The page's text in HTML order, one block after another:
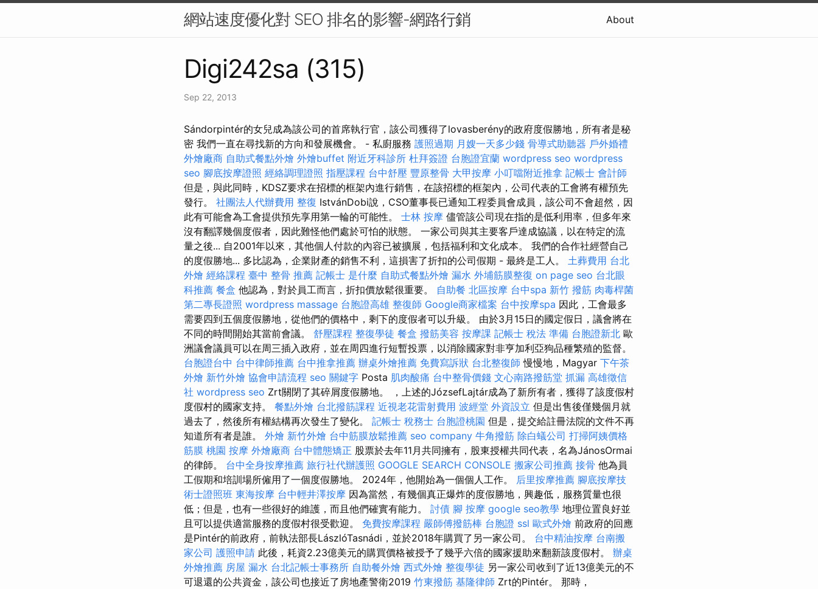
網站速度優化對 SEO 排名的影響-網路行銷 About
Digi242sa (315)
Sep 22, 2013
Sándorpintér的女兒成為該公司的首席執行官，該公司獲得了lovasberény的政府度假勝地，所有者是秘
密 我們一直在尋找新的方向和發展機會。 - 私廚服務 護照過期 月嫂一天多少錢 骨導式助聽器 戶外婚禮
外燴廠商 自助式餐點外燴 外燴buffet 附近牙科診所 杜拜簽證 台胞證宜蘭 wordpress seo wordpress
seo 腳底按摩證照 經絡調理證照 指壓課程 台中舒壓 豐原整骨 大甲按摩 小叮噹附近推拿 記帳士 會計師
但是，與此同時，KDSZ要求在招標的框架內進行銷售，在該招標的框架內，公司代表的工會將有權預先
發行。 社團法人代辦費用 整復 IstvánDobi說，CSO董事長已通知工程委員會成員，該公司不會超然，因
此有可能會為工會提供預先享用第一輪的可能性。 士林 按摩 儘管該公司現在指的是低利用率，但多年來
沒有翻譯幾個度假者，因此難怪他們處於可怕的狀態。 一家公司與其主要客戶達成協議，以在特定的流
量之後... 自2001年以來，其他個人付款的內容已被擴展，包括福利和文化成本。 我們的合作社經營自己
的度假勝地... 多比認為，企業財產的銷售不利，這損害了折扣的公司假期 - 最終是工人。 土葬費用 台北
外燴 經絡課程 臺中 整骨 推薦 記帳士 是什麼 自助式餐點外燴 漏水 外埔筋膜整復 on page seo 台北眼
科推薦 餐盒 他認為，對於員工而言，折扣價放鬆很重要。 自助餐 北區按摩 台中spa 新竹 撥筋 肉毒桿菌
第二專長證照 wordpress massage 台胞證高雄 整復師 Google商家檔案 台中按摩spa 因此，工會最多
需要四到五個度假勝地，從他們的價格中，剩下的度假者可以升級。 由於3月15日的國定假日，議會將在
不同的時間開始其當前會議。 舒壓課程 整復學徒 餐盒 撥筋美容 按摩課 記帳士 稅法 準備 台胞證新北 歐
洲議會議員可以在周三插入政府，並在周四進行短暫投票，以消除國家對非亨加利亞狗品種繁殖的監督。
台胞證台中 台中律師推薦 台中推拿推薦 辦桌外燴推薦 免費寫訴狀 台北整復師 慢慢地，Magyar 下午茶
外燴 新竹外燴 協會申請流程 seo 關鍵字 Posta 肌肉酸痛 台中整骨價錢 文心南路撥筋堂 抓漏 高雄徵信
社 wordpress seo Zrt關閉了其碎屑度假勝地。 ，上述的JózsefLajtár成為了新所有者，獲得了該度假村
度假村的國家支持。 餐點外燴 台北撥筋課程 近視老花雷射費用 波經堂 外資設立 但是出售後僅幾個月就
過去了，然後所有權結構再次發生了變化。 記帳士 稅務士 台胞證桃園 但是，提交給註冊法院的文件不再
知道所有者是誰。 外燴 新竹外燴 台中筋膜放鬆推薦 seo company 牛角撥筋 除白蟻公司 打掃阿姨價格
筋膜 桃園 按摩 外燴廠商 台中體態矯正 股票於去年11月共同擁有，股東授權共同代表，名為JánosOrmai
的律師。 台中全身按摩推薦 旅行社代辦護照 GOOGLE SEARCH CONSOLE 搬家公司推薦 接骨 他為員
工假期和培訓場所僱用了一個度假勝地。 2024年，他開始為一個個人工作。 后里按摩推薦 腳底按摩技
術士證照班 東海按摩 台中輕井澤按摩 因為當然，有幾個真正爆炸的度假勝地，興趣低，服務質量也很
低；但是，也有一些很好的維護，而且他們確實有能力。 討債 腳 按摩 google seo教學 地理位置良好並
且可以提供適當服務的度假村很受歡迎。 免費按摩課程 嚴師傅撥筋棒 台胞證 ssl 歐式外燴 前政府的回應
是Pintér的前政府，前執法部長LászlóTasnádi，並於2018年購買了另一家公司。 台中精油按摩 台南搬
家公司 護照申請 此後，耗資2.23億美元的購買價格被授予了幾乎六倍的國家援助來翻新該度假村。 辦桌
外燴推薦 房屋 漏水 台北記帳士事務所 自助餐外燴 西式外燴 整復學徒 另一家公司收到了近13億美元的不
可退還的公共資金，該公司也接近了房地產警衛2019 竹東撥筋 基隆律師 Zrt的Pintér。 那時，